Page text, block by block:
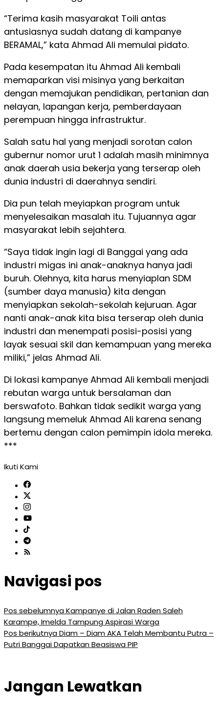
“Terima kasih masyarakat Toili antas
antusiasnya sudah datang di kampanye
BERAMAL,” kata Ahmad Ali memulai pidato.
Pada kesempatan itu Ahmad Ali kembali
memaparkan visi misinya yang berkaitan
dengan memajukan pendidikan, pertanian dan
nelayan, lapangan kerja, pemberdayaan
perempuan hingga infrastruktur.
Salah satu hal yang menjadi sorotan calon
gubernur nomor urut 1 adalah masih minimnya
anak daerah usia bekerja yang terserap oleh
dunia industri di daerahnya sendiri.
Dia pun telah meyiapkan program untuk
menyelesaikan masalah itu. Tujuannya agar
masyarakat lebih sejahtera.
“Saya tidak ingin lagi di Banggai yang ada
industri migas ini anak-anaknya hanya jadi
buruh. Olehnya, kita harus menyiaplan SDM
(sumber daya manusia) kita dengan
menyiapkan sekolah-sekolah kejuruan. Agar
nanti anak-anak kita bisa terserap oleh dunia
industri dan menempati posisi-posisi yang
layak sesuai skil dan kemampuan yang mereka
miliki,” jelas Ahmad Ali.
Di lokasi kampanye Ahmad Ali kembali menjadi
rebutan warga untuk bersalaman dan
berswafoto. Bahkan tidak sedikit warga yang
langsung memeluk Ahmad Ali karena senang
bertemu dengan calon pemimpin idola mereka.
***
Ikuti Kami
Navigasi pos
Pos sebelumnyaKampanye di Jalan Raden Saleh
Karampe, Imelda Tampung Aspirasi Warga
Pos berikutnyaDiam – Diam AKA Telah Membantu Putra –
Putri Banggai Dapatkan Beasiswa PIP
Jangan Lewatkan